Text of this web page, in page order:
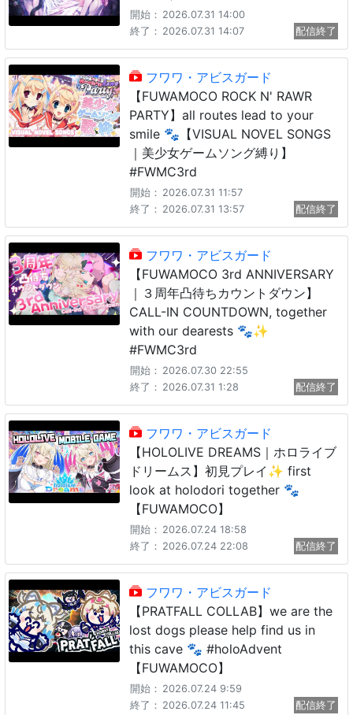
開始： 2026.07.31 14:00
終了： 2026.07.31 14:07 配信終了
フワワ・アビスガード
【FUWAMOCO ROCK N' RAWR
PARTY】all routes lead to your
smile 🐾【VISUAL NOVEL SONGS
｜美少女ゲームソング縛り】
#FWMC3rd
開始： 2026.07.31 11:57
終了： 2026.07.31 13:57 配信終了
フワワ・アビスガード
【FUWAMOCO 3rd ANNIVERSARY
｜３周年凸待ちカウントダウン】
CALL-IN COUNTDOWN, together
with our dearests 🐾✨️
#FWMC3rd
開始： 2026.07.30 22:55
終了： 2026.07.31 1:28 配信終了
フワワ・アビスガード
【HOLOLIVE DREAMS｜ホロライブ
ドリームス】初見プレイ✨️ first
look at holodori together 🐾
【FUWAMOCO】
開始： 2026.07.24 18:58
終了： 2026.07.24 22:08 配信終了
フワワ・アビスガード
【PRATFALL COLLAB】we are the
lost dogs please help find us in
this cave 🐾 #holoAdvent
【FUWAMOCO】
開始： 2026.07.24 9:59
終了： 2026.07.24 11:45
配信終了